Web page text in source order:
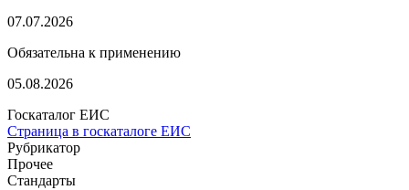
07.07.2026
Обязательна к применению
05.08.2026
Госкаталог ЕИС
Страница в госкаталоге ЕИС
Рубрикатор
Прочее
Стандарты